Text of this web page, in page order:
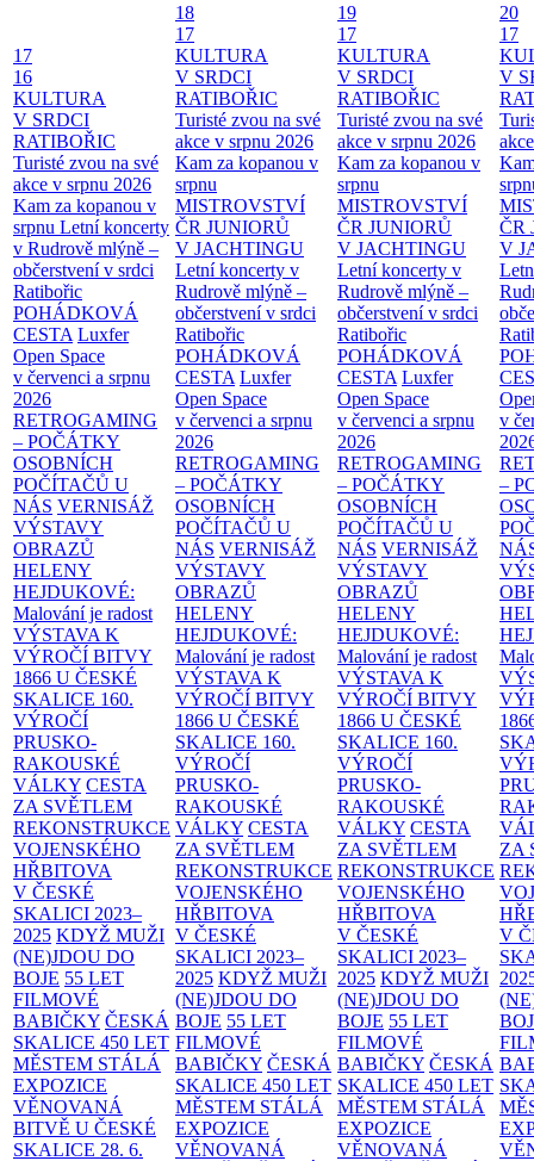
17
16
KULTURA
V SRDCI
RATIBOŘIC
Turisté zvou na své
akce v srpnu 2026
Kam za kopanou v
srpnu Letní koncerty
v Rudrově mlýně –
občerstvení v srdci
Ratibořic
POHÁDKOVÁ
CESTA Luxfer
Open Space
v červenci a srpnu
2026
RETROGAMING
– POČÁTKY
OSOBNÍCH
POČÍTAČŮ U
NÁS VERNISÁŽ
VÝSTAVY
OBRAZŮ
HELENY
HEJDUKOVÉ:
Malování je radost
VÝSTAVA K
VÝROČÍ BITVY
1866 U ČESKÉ
SKALICE 160.
VÝROČÍ
PRUSKO-
RAKOUSKÉ
VÁLKY CESTA
ZA SVĚTLEM
REKONSTRUKCE
VOJENSKÉHO
HŘBITOVA
V ČESKÉ
SKALICI 2023–
2025 KDYŽ MUŽI
(NE)JDOU DO
BOJE 55 LET
FILMOVÉ
BABIČKY ČESKÁ
SKALICE 450 LET
MĚSTEM STÁLÁ
EXPOZICE
VĚNOVANÁ
BITVĚ U ČESKÉ
SKALICE 28. 6.
18
17
KULTURA
V SRDCI
RATIBOŘIC
Turisté zvou na své
akce v srpnu 2026
Kam za kopanou v
srpnu
MISTROVSTVÍ
ČR JUNIORŮ
V JACHTINGU
Letní koncerty v
Rudrově mlýně –
občerstvení v srdci
Ratibořic
POHÁDKOVÁ
CESTA Luxfer
Open Space
v červenci a srpnu
2026
RETROGAMING
– POČÁTKY
OSOBNÍCH
POČÍTAČŮ U
NÁS VERNISÁŽ
VÝSTAVY
OBRAZŮ
HELENY
HEJDUKOVÉ:
Malování je radost
VÝSTAVA K
VÝROČÍ BITVY
1866 U ČESKÉ
SKALICE 160.
VÝROČÍ
PRUSKO-
RAKOUSKÉ
VÁLKY CESTA
ZA SVĚTLEM
REKONSTRUKCE
VOJENSKÉHO
HŘBITOVA
V ČESKÉ
SKALICI 2023–
2025 KDYŽ MUŽI
(NE)JDOU DO
BOJE 55 LET
FILMOVÉ
BABIČKY ČESKÁ
SKALICE 450 LET
MĚSTEM STÁLÁ
EXPOZICE
VĚNOVANÁ
19
17
KULTURA
V SRDCI
RATIBOŘIC
Turisté zvou na své
akce v srpnu 2026
Kam za kopanou v
srpnu
MISTROVSTVÍ
ČR JUNIORŮ
V JACHTINGU
Letní koncerty v
Rudrově mlýně –
občerstvení v srdci
Ratibořic
POHÁDKOVÁ
CESTA Luxfer
Open Space
v červenci a srpnu
2026
RETROGAMING
– POČÁTKY
OSOBNÍCH
POČÍTAČŮ U
NÁS VERNISÁŽ
VÝSTAVY
OBRAZŮ
HELENY
HEJDUKOVÉ:
Malování je radost
VÝSTAVA K
VÝROČÍ BITVY
1866 U ČESKÉ
SKALICE 160.
VÝROČÍ
PRUSKO-
RAKOUSKÉ
VÁLKY CESTA
ZA SVĚTLEM
REKONSTRUKCE
VOJENSKÉHO
HŘBITOVA
V ČESKÉ
SKALICI 2023–
2025 KDYŽ MUŽI
(NE)JDOU DO
BOJE 55 LET
FILMOVÉ
BABIČKY ČESKÁ
SKALICE 450 LET
MĚSTEM STÁLÁ
EXPOZICE
VĚNOVANÁ
20
17
V
ČR
V
v
–
ZA
V